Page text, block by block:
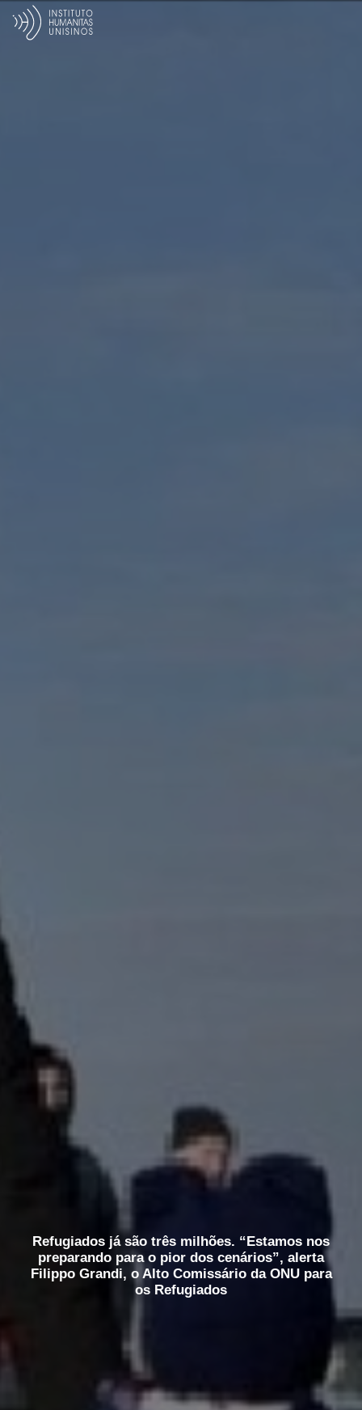
Refugiados já são três milhões. “Estamos nos
preparando para o pior dos cenários”, alerta
Filippo Grandi, o Alto Comissário da ONU para
os Refugiados